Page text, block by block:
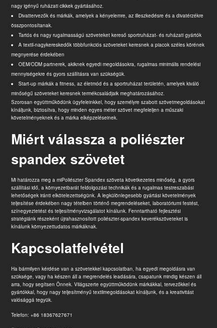
nagy igényű ruházati cikkek gyártásához.
Divattervezők és márkák, amelyek a kényelemre, az illeszkedésre és a divatérzékre
összpontosítanak.
Tartós és nagy rugalmasságú szöveteket kereső sportruházat- és ruházati gyártók
A textil-nagykereskedők többfunkciós szöveteket keresnek a piacok széles körének
megnyerése érdekében
OEM/ODM partnerek, akiknek egyedi megoldásokra, rugalmas minimális rendelési
mennyiségekre és gyors szállításra van szükségük.
Start-up márkák a fitness, az életmód és a sportruházat területén, amelyek kiváló
minőségű szöveteket keresnek termékcsaládjaik meghatározásához.
Szorosan együttműködünk ügyfeleinkkel, hogy személyre szabott szövetmegoldásokat
kínáljunk, biztosítva, hogy minden egyes méter szövet megfeleljen a műszaki
követelményeknek és a márka elképzeléseinek.
Miért válassza a poliészter
spandex szövetet
Mi határozza meg a miPoliészter Spandex szöveta következetes minőség, a gyors
szállítási idő, a környezetbarát feldolgozási technikák és a rugalmas testreszabási
lehetőségek iránti elkötelezettségünk. A legkülönlegesebb gyártási követelmények
teljesítése érdekében nagy tételben történő megrendeléseket, laboratóriumi festést,
színegyeztetést és teljesítményvizsgálatot kínálunk. Fenntartható fejlesztési
stratégiánk részeként újrahasznosított poliészter-spandex keverékszöveteket is
kínálunk környezettudatos márkáknak.
Kapcsolatfelvétel
Ha bármilyen kérdése van a szövetekkel kapcsolatban, ha egyedi megoldásra van
szüksége, vagy ha készen áll a megrendelés leadására, csapatunk mindig készen áll
arra, hogy segítsen Önnek. Világszerte együttműködünk márkákkal, tervezőkkel és
gyártókkal, hogy nagy teljesítményű textilmegoldásokat kínáljunk, és a kreativitást
valósággá tegyük.
Telefon: +86 18367627671